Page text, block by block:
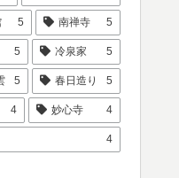
5 南禅寺 5
5 冷泉家 5
5 春日造り 5
4 妙心寺 4
4